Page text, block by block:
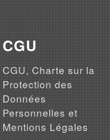
CGU
CGU, Charte sur la
Protection des
Données
Personnelles et
Mentions Légales